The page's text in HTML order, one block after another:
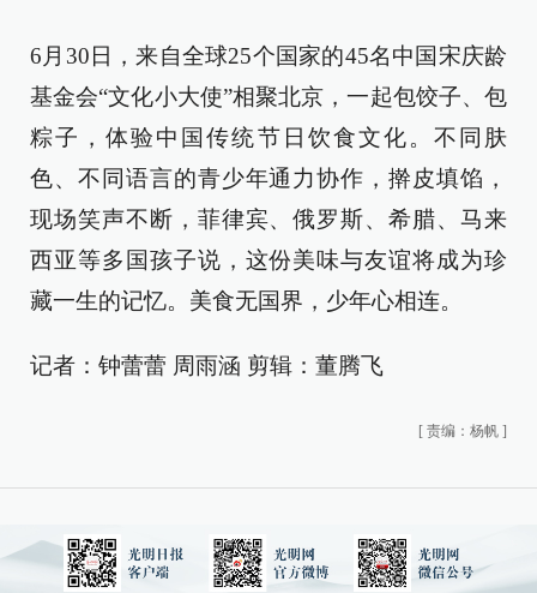
6月30日，来自全球25个国家的45名中国宋庆龄
基金会“文化小大使”相聚北京，一起包饺子、包
粽子，体验中国传统节日饮食文化。不同肤
色、不同语言的青少年通力协作，擀皮填馅，
现场笑声不断，菲律宾、俄罗斯、希腊、马来
西亚等多国孩子说，这份美味与友谊将成为珍
藏一生的记忆。美食无国界，少年心相连。
记者：钟蕾蕾 周雨涵 剪辑：董腾飞
[ 责编：杨帆 ]